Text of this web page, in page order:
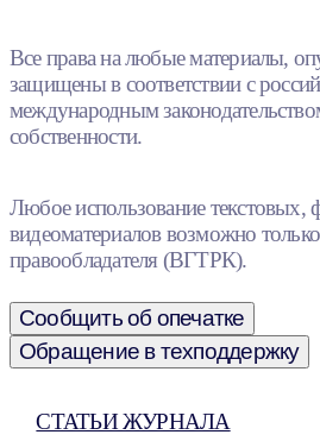
Все права на любые материалы,
защищены в соответствии с
международным
собственности.
Любое использование текстовых,
видеоматериалов возможно только
правообладателя (ВГТРК).
Сообщить об опечатке
Обращение в техподдержку
СТАТЬИ ЖУРНАЛА